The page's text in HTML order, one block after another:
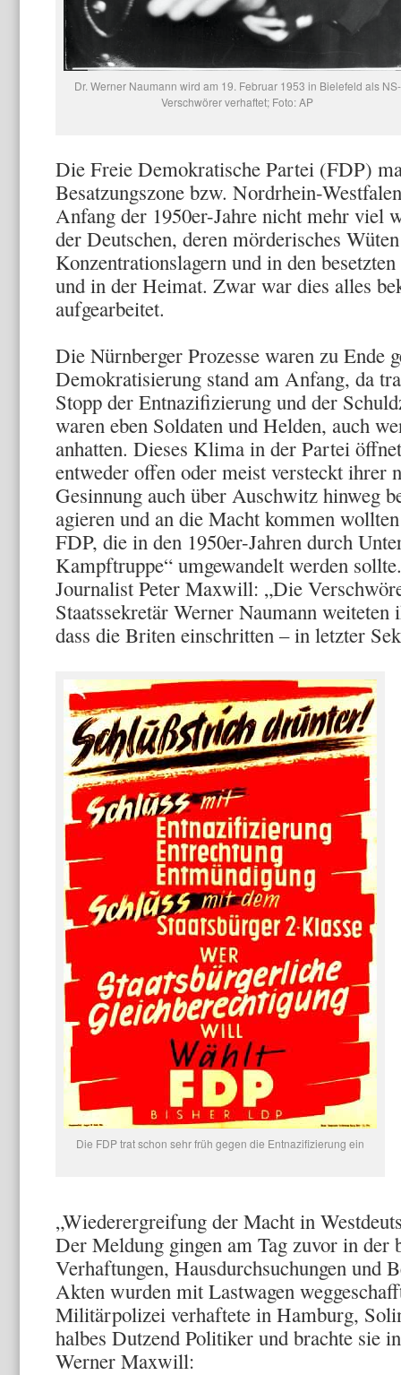
Dr. Werner Naumann wird am 19. Februar 1953 in Bielefeld als NS-
Verschwörer verhaftet; Foto: AP
Die Freie Demokratische Partei (FDP)
Besatzungszone bzw. Nordrhein-
Anfang der 1950er-Jahre nicht mehr viel
der Deutschen, deren mörderisches
Konzentrationslagern und in den
und in der Heimat. Zwar war dies alles
aufgearbeitet.
Die Nürnberger Prozesse waren zu Ende
Demokratisierung stand am Anfang, da
Stopp der Entnazifizierung und der
waren eben Soldaten und Helden, auch
anhatten. Dieses Klima in der Partei
entweder offen oder meist versteckt ihrer
Gesinnung auch über Auschwitz hinweg
agieren und an die Macht kommen
FDP, die in den 1950er-Jahren durch
Kampftruppe“ umgewandelt werden
Journalist Peter Maxwill: „Die
Staatssekretär Werner Naumann
dass die Briten einschritten – in letzter
Die FDP trat schon sehr früh gegen die Entnazifizierung ein
„Wiederergreifung der Macht in
Der Meldung gingen am Tag zuvor in der
Verhaftungen, Hausdurchsuchungen und
Akten wurden mit Lastwagen
Militärpolizei verhaftete in Hamburg,
halbes Dutzend Politiker und brachte sie
Werner Maxwill: